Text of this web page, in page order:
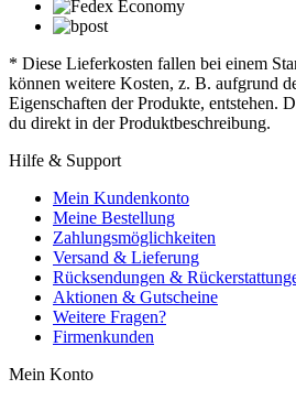
* Diese Lieferkosten fallen bei einem
können weitere Kosten, z. B. aufgrund
Eigenschaften der Produkte, entstehen.
du direkt in der Produktbeschreibung.
Hilfe & Support
Mein Kundenkonto
Meine Bestellung
Zahlungsmöglichkeiten
Versand & Lieferung
Rücksendungen &
Aktionen & Gutscheine
Weitere Fragen?
Firmenkunden
Mein Konto